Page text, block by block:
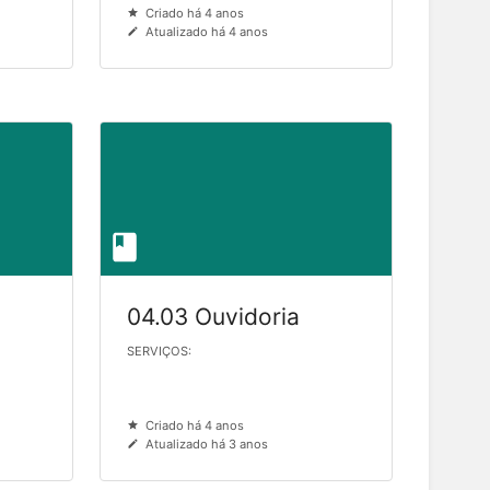
Criado há 4 anos
Atualizado há 4 anos
04.03 Ouvidoria
SERVIÇOS:
Criado há 4 anos
Atualizado há 3 anos